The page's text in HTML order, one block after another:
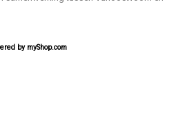
by myShop.com